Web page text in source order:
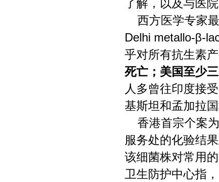
了解，以及与医
西方医学专家
Delhi metallo-β-
乎对所有抗生素
死亡；美国至少
人多曾往印度接
基斯坦和孟加拉
香港首宗个案
服务处的化验结
该细菌株对常用
卫生防护中心指